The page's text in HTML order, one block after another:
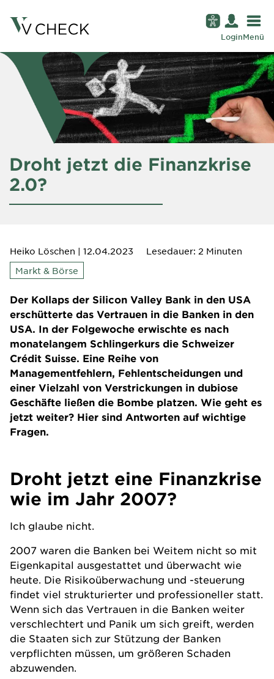
LoginMenü
Droht jetzt die Finanzkrise
2.0?
Heiko Löschen | 12.04.2023
Lesedauer: 2 Minuten
Markt & Börse
Der Kollaps der Silicon Valley Bank in den USA
erschütterte das Vertrauen in die Banken in den
USA. In der Folgewoche erwischte es nach
monatelangem Schlingerkurs die Schweizer
Crédit Suisse. Eine Reihe von
Managementfehlern, Fehlentscheidungen und
einer Vielzahl von Verstrickungen in dubiose
Geschäfte ließen die Bombe platzen. Wie geht es
jetzt weiter? Hier sind Antworten auf wichtige
Fragen.
Droht jetzt eine Finanzkrise
wie im Jahr 2007?
Ich glaube nicht.
2007 waren die Banken bei Weitem nicht so mit
Eigenkapital ausgestattet und überwacht wie
heute. Die Risikoüberwachung und -steuerung
findet viel strukturierter und professioneller statt.
Wenn sich das Vertrauen in die Banken weiter
verschlechtert und Panik um sich greift, werden
die Staaten sich zur Stützung der Banken
verpflichten müssen, um größeren Schaden
abzuwenden.